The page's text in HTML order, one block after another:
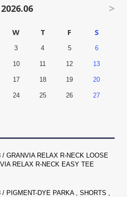
2026.06 >
W T F S
3 4 5 6
10 11 12 13
17 18 19 20
24 25 26 27
/ GRANVIA RELAX R-NECK LOOSE
RELAX R-NECK EASY TEE
/ PIGMENT-DYE PARKA , SHORTS ,